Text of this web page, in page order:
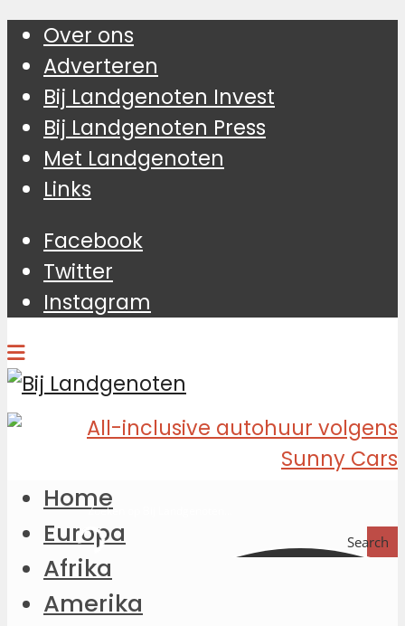
Over ons
Adverteren
Bij Landgenoten Invest
Bij Landgenoten Press
Met Landgenoten
Links
Facebook
Twitter
Instagram
Search
Home
Europa
Afrika
Amerika